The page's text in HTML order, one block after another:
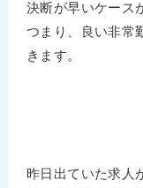
決断が早いケース
つまり、良い非常
きます。
昨日出ていた求人